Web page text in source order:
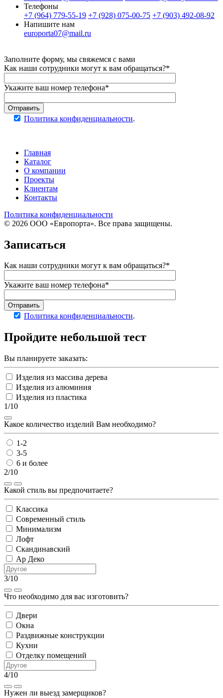
Телефоны
+7 (964) 779-55-19 +7 (928) 075-00-75 +7 (903) 492-08-92
Напишите нам
europorta07@mail.ru
Заполните форму, мы свяжемся с вами
Как наши сотрудники могут к вам обращаться?*
Укажите ваш номер телефона*
Отправить
Политика конфиденциальности.
Главная
Каталог
О компании
Проекты
Клиентам
Контакты
Политика конфиденциальности
© 2026 ООО «Европорта». Все права защищены.
Записаться
Как наши сотрудники могут к вам обращаться?*
Укажите ваш номер телефона*
Отправить
Политика конфиденциальности.
Пройдите небольшой тест
Вы планируете заказать:
Изделия из массива дерева
Изделия из алюминия
Изделия из пластика
1/10
Какое количество изделий Вам необходимо?
1-2
3-5
6 и более
2/10
Какой стиль вы предпочитаете?
Классика
Современный стиль
Минимализм
Лофт
Скандинавский
Ар Деко
3/10
Что необходимо для вас изготовить?
Двери
Окна
Раздвижные конструкции
Кухни
Отделку помещений
4/10
Нужен ли выезд замерщиков?